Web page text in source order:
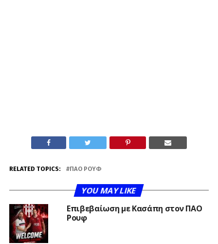
RELATED TOPICS: ΠΑΟ ΡΟΥΦ
YOU MAY LIKE
Επιβεβαίωση με Κασάπη στον ΠΑΟ
Ρουφ